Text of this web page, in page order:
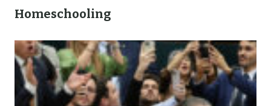
Homeschooling